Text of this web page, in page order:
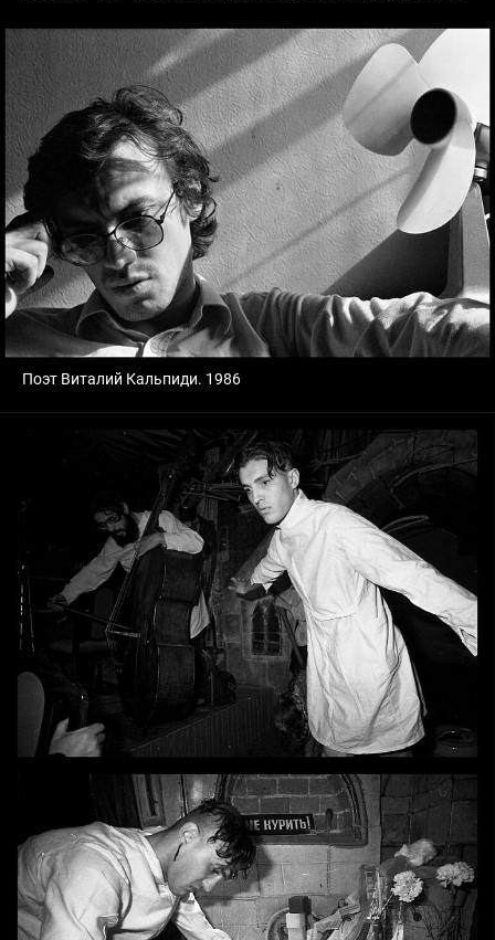
Поэт Виталий Кальпиди. 1986